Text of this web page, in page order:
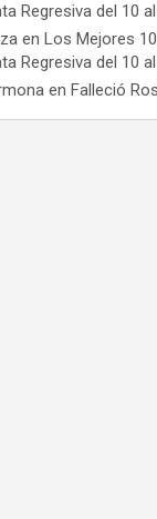
Regresiva del 10 al
enLos Mejores
Regresiva del 10 al
enFalleció